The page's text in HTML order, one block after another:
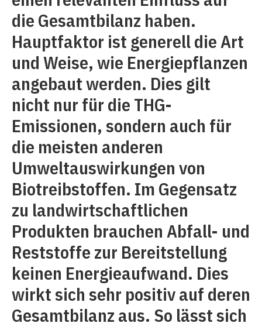
die Gesamtbilanz haben.
Hauptfaktor ist generell die Art
und Weise, wie Energiepflanzen
angebaut werden. Dies gilt
nicht nur für die THG-
Emissionen, sondern auch für
die meisten anderen
Umweltauswirkungen von
Biotreibstoffen. Im Gegensatz
zu landwirtschaftlichen
Produkten brauchen Abfall- und
Reststoffe zur Bereitstellung
keinen Energieaufwand. Dies
wirkt sich sehr positiv auf deren
Gesamtbilanz aus. So lässt sich